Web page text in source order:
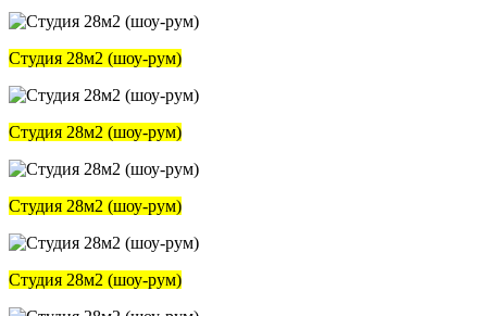
Студия 28м2 (шоу-рум)
Студия 28м2 (шоу-рум)
Студия 28м2 (шоу-рум)
Студия 28м2 (шоу-рум)